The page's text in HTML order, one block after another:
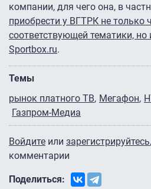
компании, для чего она, в
приобрести у ВГТРК не только
соответствующей тематики,
Sportbox.ru.
Темы
рынок платного ТВ Мегафон
Газпром-Медиа
Войдите или зарегистрируйтесь
комментарии
Поделиться: